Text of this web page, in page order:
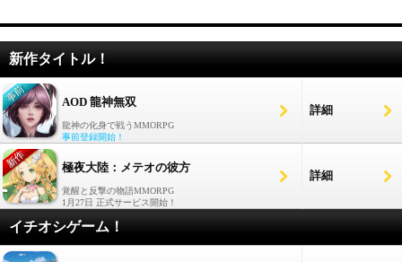
新作タイトル！
AOD 龍神無双
龍神の化身で戦うMMORPG
事前登録開始！
詳細
極夜大陸：メテオの彼方
覚醒と反撃の物語MMORPG
1月27日 正式サービス開始！
詳細
イチオシゲーム！